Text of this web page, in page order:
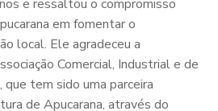
e ressaltou o compromisso
em fomentar o
local. Ele agradeceu a
Comercial, Industrial e de
que tem sido uma parceira
de Apucarana, através do